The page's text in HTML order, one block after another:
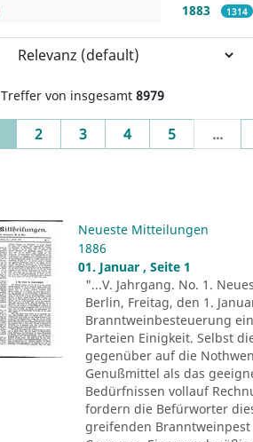
1883 1314
Treffer von insgesamt 8979
(current)
2 3 4 5 ...
Neueste Mitteilungen
1886
01. Januar , Seite 1
"...V. Jahrgang. No. 1.
Berlin, Freitag, den 1.
Branntweinbesteuerung
Parteien Einigkeit. Selbst
gegenüber auf die
Genußmittel als das
Bedürfnissen vollauf
fordern die Befürworter
greifenden